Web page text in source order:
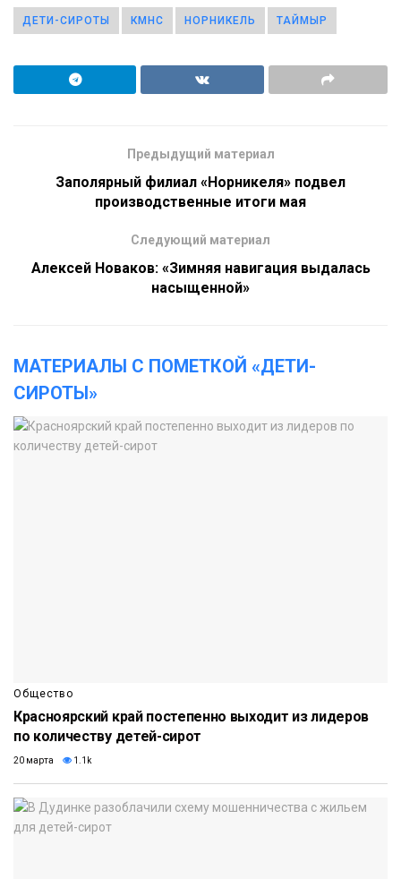
ДЕТИ-СИРОТЫ КМНС НОРНИКЕЛЬ ТАЙМЫР
Предыдущий материал
Заполярный филиал «Норникеля» подвел
производственные итоги мая
Следующий материал
Алексей Новаков: «Зимняя навигация выдалась
насыщенной»
МАТЕРИАЛЫ С ПОМЕТКОЙ «ДЕТИ-
СИРОТЫ»
Общество
Красноярский край постепенно выходит из лидеров
по количеству детей-сирот
20 марта 1.1k